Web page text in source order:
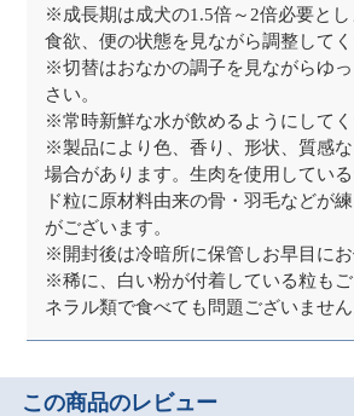
※成長期は成犬の1.5倍～2倍必要とし
食欲、便の状態を見ながら調整してく
※切替はおなかの調子を見ながらゆ
さい。
※常時新鮮な水が飲めるようにしてく
※製品により色、香り、形状、質感
場合があります。生肉を使用してい
ド粒に原材料由来の骨・羽毛などが
がございます。
※開封後は冷暗所に保管しお早目にお
※稀に、白い粉が付着している粒もご
ネラル類で食べても問題ございません
この商品のレビュー